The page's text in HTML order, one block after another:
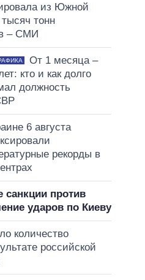
из Южной
тонн
– СМИ
От 1 месяца –
кто и как долго
должность
6 августа
рекорды в
против
ударов по Киеву
количество
российской